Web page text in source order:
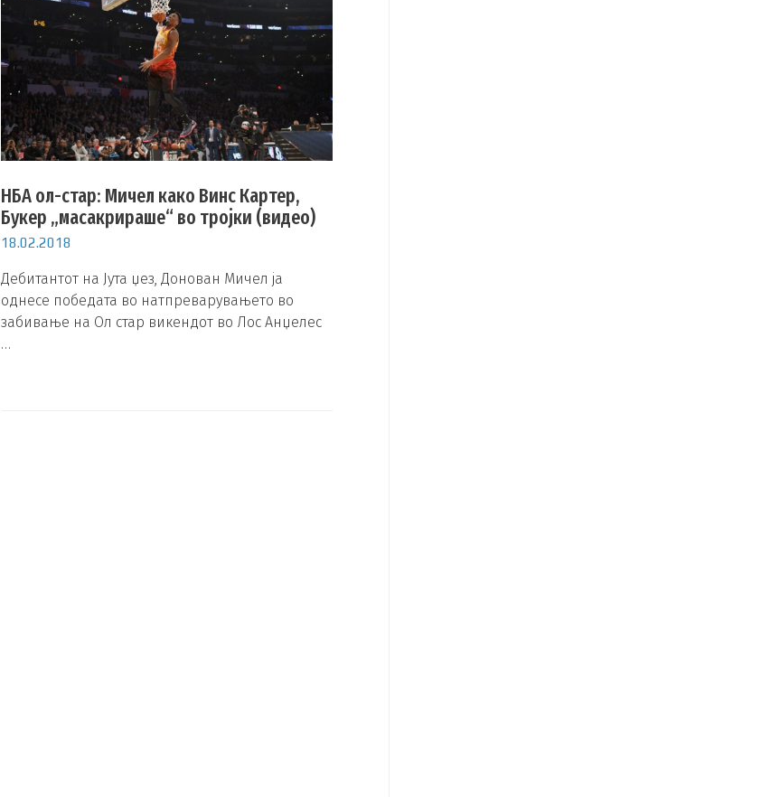
НБА ол-стар: Мичел како Винс Картер,
Букер „масакрираше“ во тројки (видео)
18.02.2018
Дебитантот на Јута џез, Донован Мичел ја
однесе победата во натпреварувањето во
забивање на Ол стар викендот во Лос Анџелес
…